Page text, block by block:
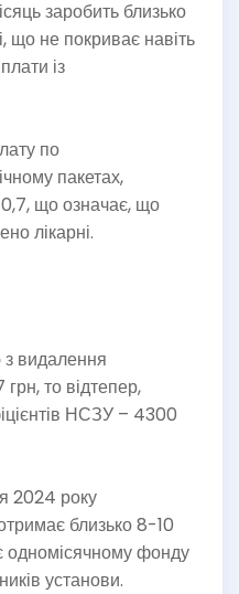
заробить близько
що не покриває навіть
із
по
пакетах,
0,7, що означає, що
лікарні.
видалення
то відтепер,
НСЗУ – 4300
2024 року
близько 8-10
одномісячному фонду
установи.